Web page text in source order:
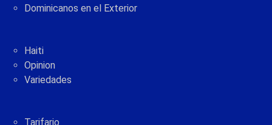
Dominicanos en el Exterior
Haiti
Opinion
Variedades
Tarifario